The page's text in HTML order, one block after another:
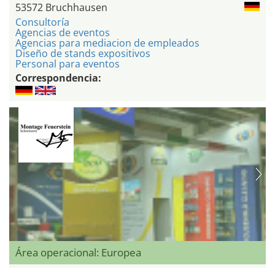
53572 Bruchhausen
Consultoría
Agencias de eventos
Agencias para mediacion de empleados
Diseño de stands expositivos
Personal para eventos
Correspondencia:
Área operacional: Europea